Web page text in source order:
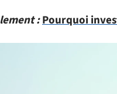
:Pourquoi